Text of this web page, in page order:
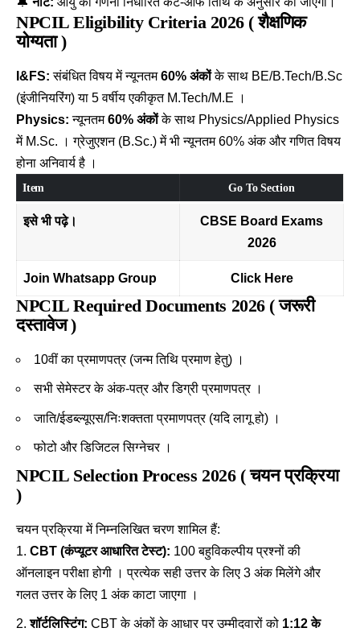
NPCIL Eligibility Criteria 2026 ( शैक्षणिक
योग्यता )
I&FS: संबंधित विषय में न्यूनतम60% अंकोंके साथ BE/B.Tech/B.Sc
(इंजीनियरिंग) या 5 वर्षीय एकीकृत M.Tech/M.E ।
Physics: न्यूनतम60% अंकोंके साथ Physics/Applied Physics
में M.Sc.
। ग्रेजुएशन (B.Sc.) में भी न्यूनतम 60% अंक और गणित विषय
होना अनिवार्य है ।
Item Go To Section
इसे भी पढ़े।
CBSE Board Exams
2026
Join Whatsapp Group Click Here
NPCIL Required Documents 2026 ( जरूरी
दस्तावेज )
10वीं का प्रमाणपत्र (जन्म तिथि प्रमाण हेतु) ।
सभी सेमेस्टर के अंक-पत्र और डिग्री प्रमाणपत्र ।
जाति/ईडब्ल्यूएस/निःशक्तता प्रमाणपत्र (यदि लागू हो) ।
फोटो और डिजिटल सिग्नेचर ।
NPCIL Selection Process 2026 ( चयन प्रक्रिया
)
चयन प्रक्रिया में निम्नलिखित चरण शामिल हैं:
CBT (कंप्यूटर आधारित टेस्ट): 100 बहुविकल्पीय प्रश्नों की
ऑनलाइन परीक्षा होगी । प्रत्येक सही उत्तर के लिए 3 अंक मिलेंगे और
गलत उत्तर के लिए 1 अंक काटा जाएगा ।
शॉर्टलिस्टिंग: CBT के अंकों के आधार पर उम्मीदवारों को 1:12 के